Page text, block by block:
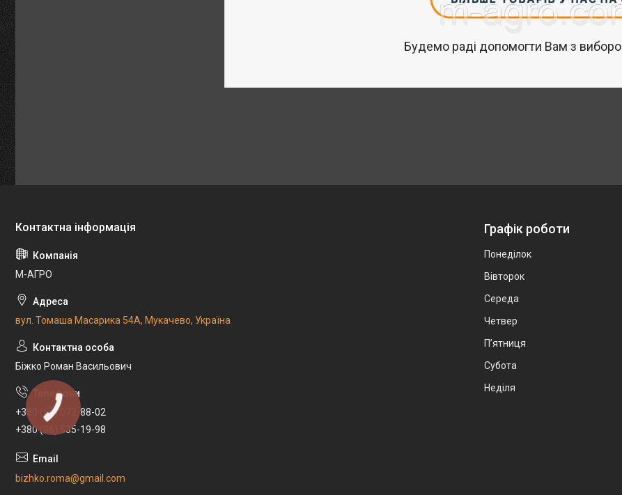
Будемо раді допомогти Вам з
М-АГРО
вул. Томаша Масарика 54А, Мукачево, Україна
Біжко Роман Васильович
+380 (66) 072-88-02
+380 (96) 535-19-98
bizhko.roma@gmail.com
Графік роботи
Понеділок
Вівторок
Середа
Четвер
Пʼятниця
Субота
Неділя